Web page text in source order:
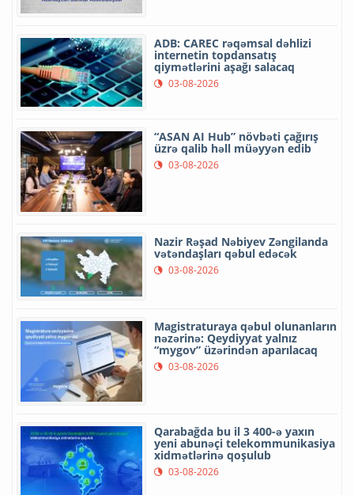
ADB: CAREC rəqəmsal dəhlizi
internetin topdansatış
qiymətlərini aşağı salacaq
03-08-2026
“ASAN AI Hub” növbəti çağırış
üzrə qalib həll müəyyən edib
03-08-2026
Nazir Rəşad Nəbiyev Zəngilanda
vətəndaşları qəbul edəcək
03-08-2026
Magistraturaya qəbul olunanların
nəzərinə: Qeydiyyat yalnız
“mygov” üzərindən aparılacaq
03-08-2026
Qarabağda bu il 3 400-ə yaxın
yeni abunəçi telekommunikasiya
xidmətlərinə qoşulub
03-08-2026